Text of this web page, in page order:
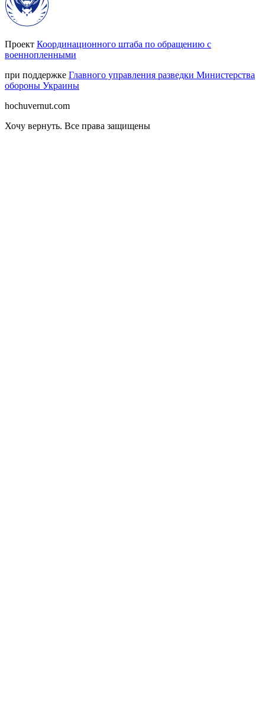
Проект Координационного штаба по обращению с
военнопленными
при поддержке Главного управления разведки Министерства
обороны Украины
hochuvernut.com
Хочу вернуть. Все права защищены